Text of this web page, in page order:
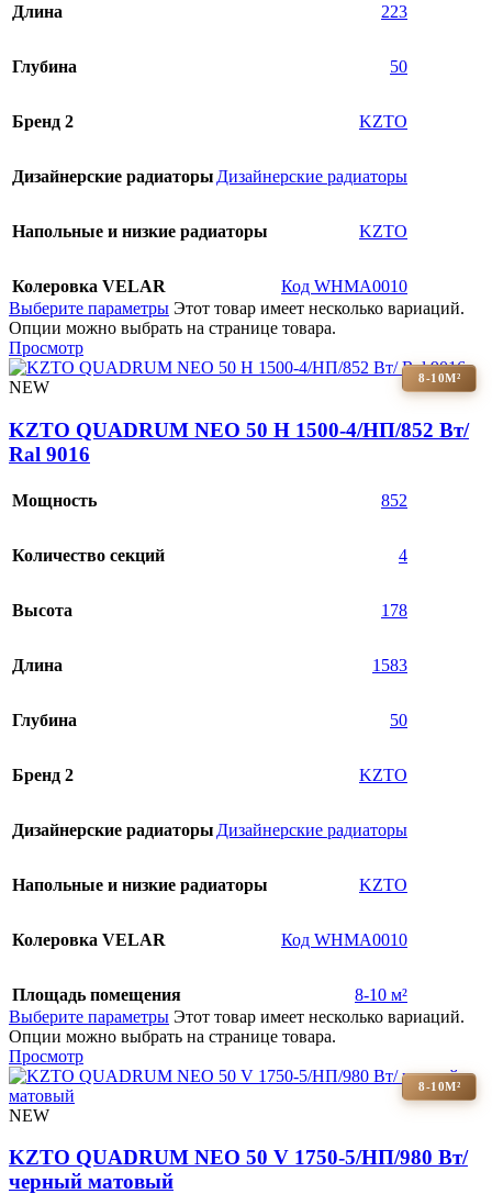
Длина 223
Глубина 50
Бренд 2 KZTO
Дизайнерские радиаторы Дизайнерские радиаторы
Напольные и низкие радиаторы KZTO
Колеровка VELAR
Код WHMA0010
Выберите параметры Этот товар имеет несколько вариаций.
Опции можно выбрать на странице товара.
Просмотр
8-10М²
NEW
KZTO QUADRUM NEO 50 H 1500-4/НП/852 Вт/
Ral 9016
Мощность 852
Количество секций 4
Высота 178
Длина 1583
Глубина 50
Бренд 2 KZTO
Дизайнерские радиаторы Дизайнерские радиаторы
Напольные и низкие радиаторы KZTO
Колеровка VELAR Код WHMA0010
Площадь помещения
8-10 м²
Выберите параметры Этот товар имеет несколько вариаций.
Опции можно выбрать на странице товара.
Просмотр
8-10М²
NEW
KZTO QUADRUM NEO 50 V 1750-5/НП/980 Вт/
черный матовый